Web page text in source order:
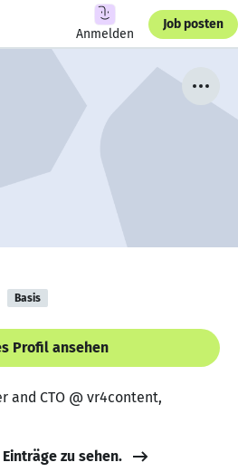
Anmelden
Job posten
Basis
Profil ansehen
and CTO @ vr4content,
zu sehen.